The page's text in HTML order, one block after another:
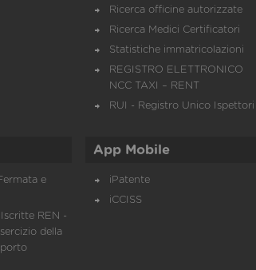
Ricerca officine autorizzate
Ricerca Medici Certificatori
Statistiche immatricolazioni
REGISTRO ELETTRONICO
NCC TAXI – RENT
RUI - Registro Unico Ispettori
e
REN -
della
App Mobile
iPatente
iCCISS